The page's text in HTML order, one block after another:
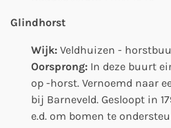
Glindhorst
Wijk: Veldhuizen -
Oorsprong: In deze buurt
op -horst. Vernoemd naar
bij Barneveld. Gesloopt in
e.d. om bomen te